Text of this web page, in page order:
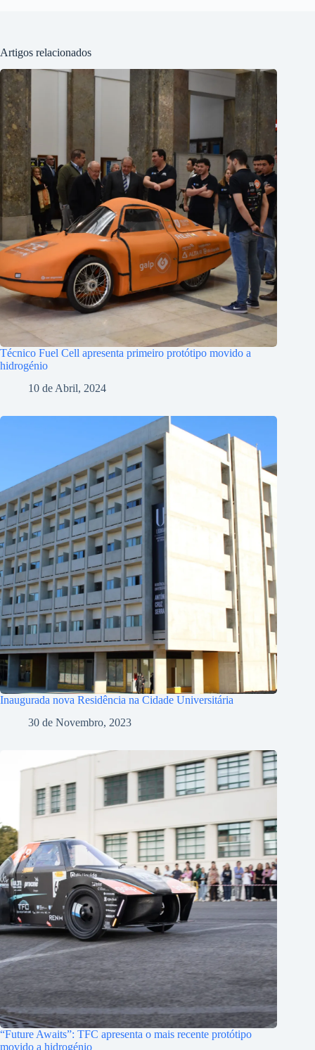
Artigos relacionados
Técnico Fuel Cell apresenta primeiro protótipo movido a
hidrogénio
10 de Abril, 2024
Inaugurada nova Residência na Cidade Universitária
30 de Novembro, 2023
“Future Awaits”: TFC apresenta o mais recente protótipo
movido a hidrogénio